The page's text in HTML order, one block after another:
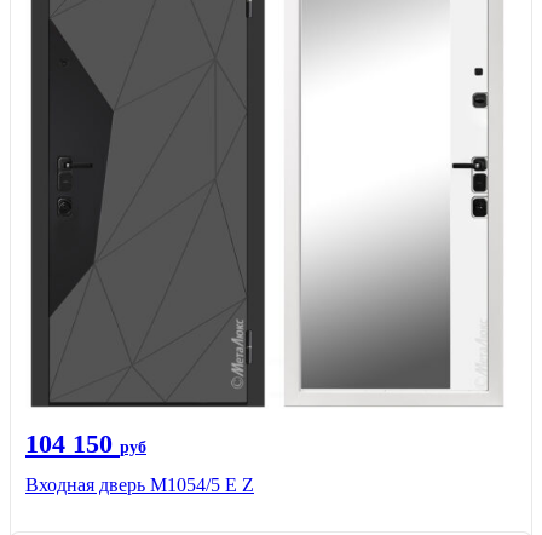
104 150 руб
Входная дверь М1054/5 Е Z